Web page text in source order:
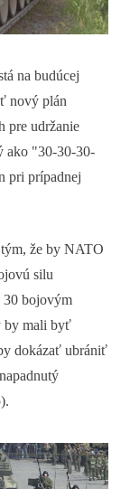
na budúcej
nový plán
pre udržanie
ako "30-30-30-
pri prípadnej
že by NATO
silu
30 bojovým
by mali byť
dokázať ubrániť